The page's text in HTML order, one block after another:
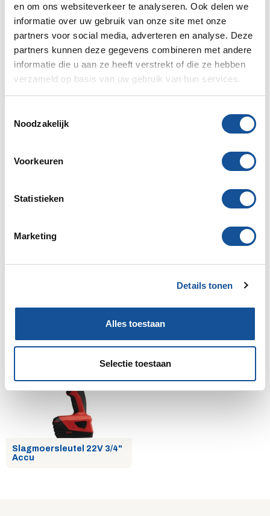
en om ons websiteverkeer te analyseren. Ook delen we
informatie over uw gebruik van onze site met onze
partners voor social media, adverteren en analyse. Deze
partners kunnen deze gegevens combineren met andere
informatie die u aan ze heeft verstrekt of die ze hebben
verzameld op basis van uw gebruik van hun services.
e
Noodzakelijk
Voorkeuren
Statistieken
Marketing
Details tonen
Alles toestaan
Selectie toestaan
Isolatiezaag 240mm Accu
18V
Multitool 230V
Zwaardzaag 330mm 230V
Multitool Accu 18V
1/2" Accu
Slagmoersleutel 22V 3/4"
Accu